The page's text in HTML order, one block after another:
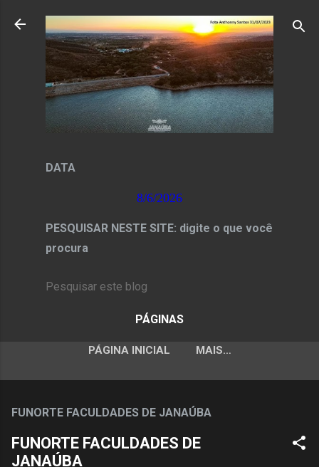
Pular para o conteúdo principal
DATA
8/6/2026
PESQUISAR NESTE SITE: digite o que você
procura
PÁGINAS
PÁGINA INICIAL MAIS…
FUNORTE FACULDADES DE JANAÚBA
FUNORTE FACULDADES DE
JANAÚBA